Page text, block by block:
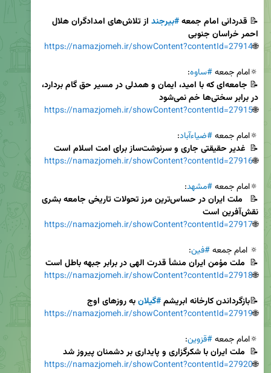
📝 قدردانی امام جمعه #بیرجند
احمر خراسان جنوبی
🌐
https://namazjomeh.ir/showContent?contentId=27914
🔅امام جمعه #ساوه
📝
در برابر سختی‌ها خم نمی‌شود
🌐
https://namazjomeh.ir/showContent?contentId=27915
🔅امام جمعه #ضیاءآباد
📝 غدیر حقیقتی جاری و سرنوشت‌ساز برای امت اسلام است
🌐
https://namazjomeh.ir/showContent?contentId=27916
🔅امام جمعه #مشهد
📝
نقش‌آفرین است
🌐
https://namazjomeh.ir/showContent?contentId=27917
🔅 امام جمعه #فین
📝 ملت مؤمن ایران منشأ قدرت الهی در برابر جبهه باطل است
🌐
https://namazjomeh.ir/showContent?contentId=27918
📝بازگرداندن کارخانه ابریشم #گیلان به روزهای اوج
🌐
https://namazjomeh.ir/showContent?contentId=27919
🔅امام جمعه #قزوین
📝 ملت ایران با شکرگزاری و پایداری بر دشمنان پیروز شد
🌐
https://namazjomeh.ir/showContent?contentId=27920